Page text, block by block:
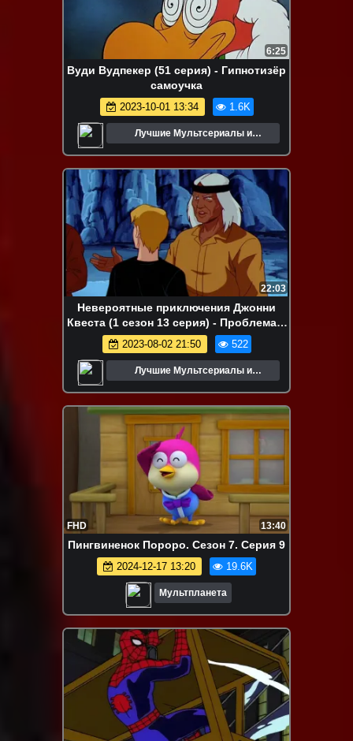
6:25
Вуди Вудпекер (51 серия) - Гипнотизёр
самоучка
2023-10-01 13:34 1.6K
Лучшие Мультсериалы и
22:03
Невероятные приключения Джонни
Квеста (1 сезон 13 серия) - Проблема в
Колорадо
2023-08-02 21:50 522
Лучшие Мультсериалы и
FHD 13:40
Пингвиненок Пороро. Сезон 7. Серия 9
2024-12-17 13:20 19.6K
Мультпланета